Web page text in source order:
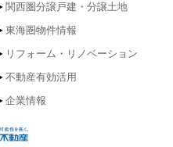
関西圏分譲戸建・分譲土地
東海圏物件情報
リフォーム・リノベーション
不動産有効活用
企業情報